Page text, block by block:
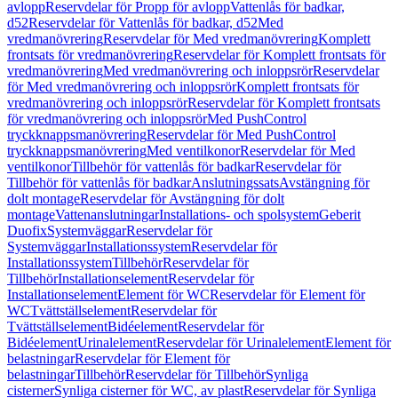
avloppReservdelar för Propp för avloppVattenlås för badkar,
d52Reservdelar för Vattenlås för badkar, d52Med
vredmanövreringReservdelar för Med vredmanövreringKomplett
frontsats för vredmanövreringReservdelar för Komplett frontsats för
vredmanövreringMed vredmanövrering och inloppsrörReservdelar
för Med vredmanövrering och inloppsrörKomplett frontsats för
vredmanövrering och inloppsrörReservdelar för Komplett frontsats
för vredmanövrering och inloppsrörMed PushControl
tryckknappsmanövreringReservdelar för Med PushControl
tryckknappsmanövreringMed ventilkonorReservdelar för Med
ventilkonorTillbehör för vattenlås för badkarReservdelar för
Tillbehör för vattenlås för badkarAnslutningssatsAvstängning för
dolt montageReservdelar för Avstängning för dolt
montageVattenanslutningarInstallations- och spolsystemGeberit
DuofixSystemväggarReservdelar för
SystemväggarInstallationssystemReservdelar för
InstallationssystemTillbehörReservdelar för
TillbehörInstallationselementReservdelar för
InstallationselementElement för WCReservdelar för Element för
WCTvättställselementReservdelar för
TvättställselementBidéelementReservdelar för
BidéelementUrinalelementReservdelar för UrinalelementElement för
belastningarReservdelar för Element för
belastningarTillbehörReservdelar för TillbehörSynliga
cisternerSynliga cisterner för WC, av plastReservdelar för Synliga